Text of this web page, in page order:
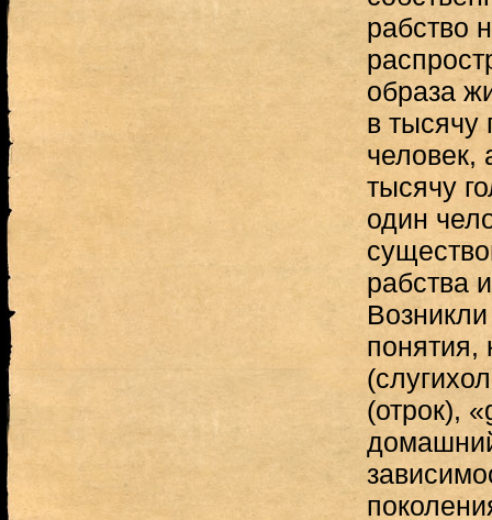
рабство
образа
в тысячу
человек,
тысячу
один
рабства
понятия,
(отрок),